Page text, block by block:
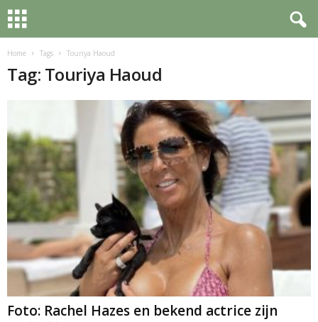
Home Tags Touriya Haoud
Tag: Touriya Haoud
Foto: Rachel Hazes en bekend actrice zijn